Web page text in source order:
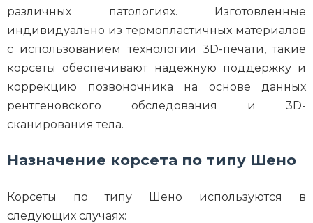
различных патологиях. Изготовленные
индивидуально из термопластичных материалов
с использованием технологии 3D-печати, такие
корсеты обеспечивают надежную поддержку и
коррекцию позвоночника на основе данных
рентгеновского обследования и 3D-
сканирования тела.
Назначение корсета по типу Шено
Корсеты по типу Шено используются в
следующих случаях: